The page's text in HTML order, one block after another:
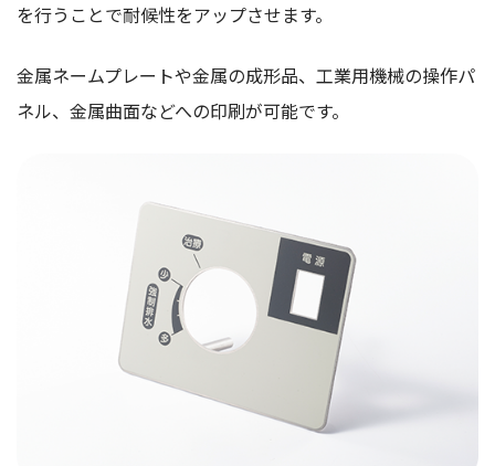
を行うことで耐候性をアップさせます。
金属ネームプレートや金属の成形品、工業用機械の操作パ
ネル、金属曲面などへの印刷が可能です。